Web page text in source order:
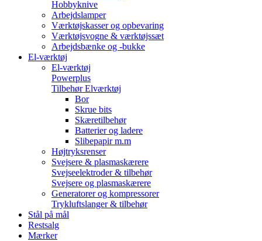
Hobbyknive
Arbejdslamper
Værktøjskasser og opbevaring
Værktøjsvogne & værktøjssæt
Arbejdsbænke og -bukke
El-værktøj
El-værktøj
Powerplus
Tilbehør Elværktøj
Bor
Skrue bits
Skæretilbehør
Batterier og ladere
Slibepapir m.m
Højtryksrenser
Svejsere & plasmaskærere
Svejseelektroder & tilbehør
Svejsere og plasmaskærere
Generatorer og kompressorer
Trykluftslanger & tilbehør
Stål på mål
Restsalg
Mærker